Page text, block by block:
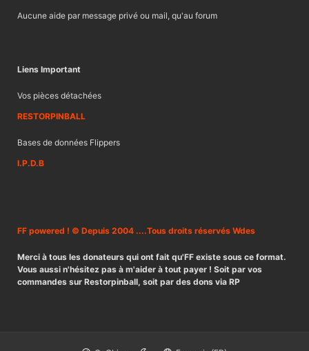
Aucune aide par message privé ou mail, qu'au forum
Liens Important
Vos pièces détachées
RESTORPINBALL
Bases de données Flippers
I.P.D.B
FF powered ! © Depuis 2004 ....Tous droits réservés Wdes
Merci à tous les donateurs qui ont fait qu'FF existe sous ce format.
Vous aussi n'hésitez pas à m'aider à tout payer ! Soit par vos
commandes sur Restorpinball, soit par des dons via RP